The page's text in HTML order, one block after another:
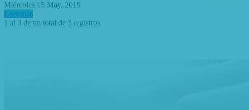
Miércoles 15 May, 2019
Leer más
1 al 3 de un total de 3 registros